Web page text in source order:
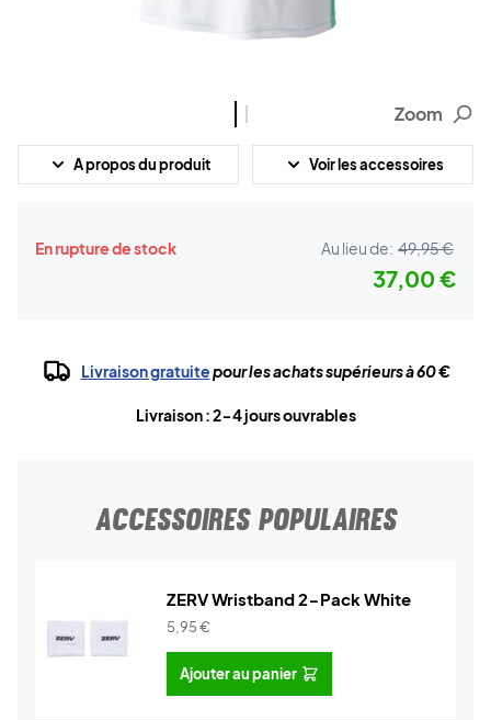
Zoom
A propos du produit Voir les accessoires
En rupture de stock Au lieu de: 49,95 €
37,00 €
Livraison gratuitepour les achats supérieurs à 60 €
Livraison : 2-4 jours ouvrables
ACCESSOIRES POPULAIRES
ZERV Wristband 2-Pack White
5,95€
Ajouter au panier